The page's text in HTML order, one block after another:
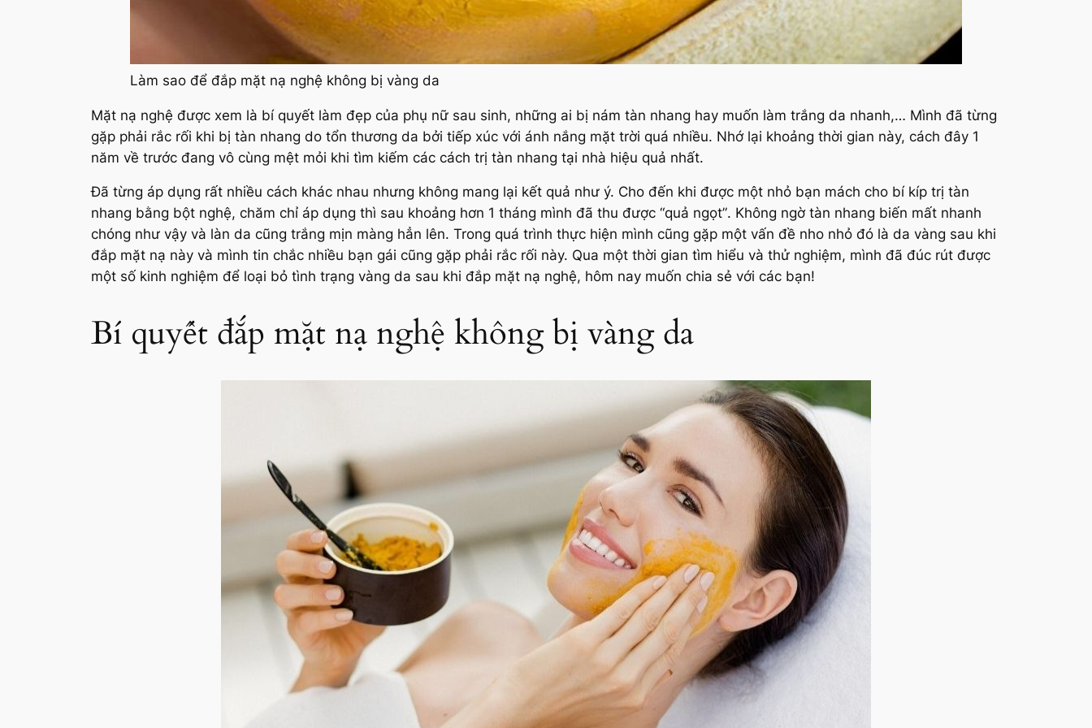
Làm sao để đắp mặt nạ nghệ không bị vàng da
Mặt nạ nghệ được xem là bí quyết làm đẹp của phụ nữ sau sinh, những ai bị nám tàn nhang hay muốn làm trắng da nhanh,… Mình đã từng
gặp phải rắc rối khi bị tàn nhang do tổn thương da bởi tiếp xúc với ánh nắng mặt trời quá nhiều. Nhớ lại khoảng thời gian này, cách đây 1
năm về trước đang vô cùng mệt mỏi khi tìm kiếm các cách trị tàn nhang tại nhà hiệu quả nhất.
Đã từng áp dụng rất nhiều cách khác nhau nhưng không mang lại kết quả như ý. Cho đến khi được một nhỏ bạn mách cho bí kíp trị tàn
nhang bằng bột nghệ, chăm chỉ áp dụng thì sau khoảng hơn 1 tháng mình đã thu được “quả ngọt”. Không ngờ tàn nhang biến mất nhanh
chóng như vậy và làn da cũng trắng mịn màng hẳn lên. Trong quá trình thực hiện mình cũng gặp một vấn đề nho nhỏ đó là da vàng sau khi
đắp mặt nạ này và mình tin chắc nhiều bạn gái cũng gặp phải rắc rối này. Qua một thời gian tìm hiểu và thử nghiệm, mình đã đúc rút được
một số kinh nghiệm để loại bỏ tình trạng vàng da sau khi đắp mặt nạ nghệ, hôm nay muốn chia sẻ với các bạn!
Bí quyết đắp mặt nạ nghệ không bị vàng da